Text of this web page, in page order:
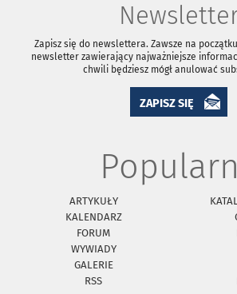
Zapisz się do newslettera. Zawsze na
newsletter zawierający najważniejsze
chwili będziesz mógł anulować
ZAPISZ SIĘ
ARTYKUŁY
KALENDARZ
FORUM
WYWIADY
GALERIE
RSS